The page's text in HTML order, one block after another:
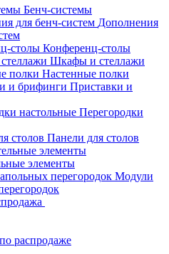
Бенч-системы
Дополнения
Конференц-столы
Шкафы и стеллажи
Настенные полки
Приставки и
Перегородки
Панели для столов
элементы
Модули
распродаже